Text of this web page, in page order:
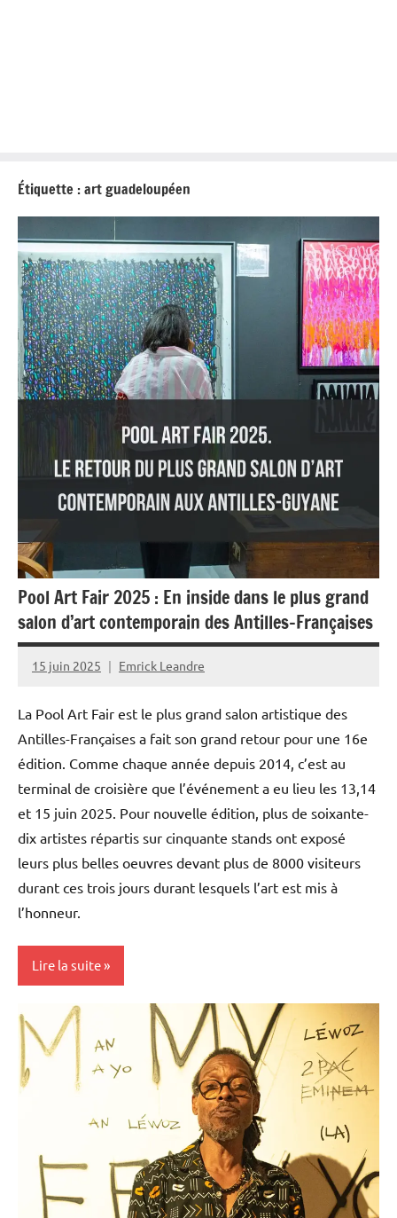
Étiquette :art guadeloupéen
Pool Art Fair 2025 : En inside dans le plus grand
salon d’art contemporain des Antilles-Françaises
15 juin 2025 Emrick Leandre
La Pool Art Fair est le plus grand salon artistique des
Antilles-Françaises a fait son grand retour pour une 16e
édition. Comme chaque année depuis 2014, c’est au
terminal de croisière que l’événement a eu lieu les 13,14
et 15 juin 2025. Pour nouvelle édition, plus de soixante-
dix artistes répartis sur cinquante stands ont exposé
leurs plus belles oeuvres devant plus de 8000 visiteurs
durant ces trois jours durant lesquels l’art est mis à
l’honneur.
Lire la suite
Antilles-
Guyane
Blog
Guadeloupe
Martinique